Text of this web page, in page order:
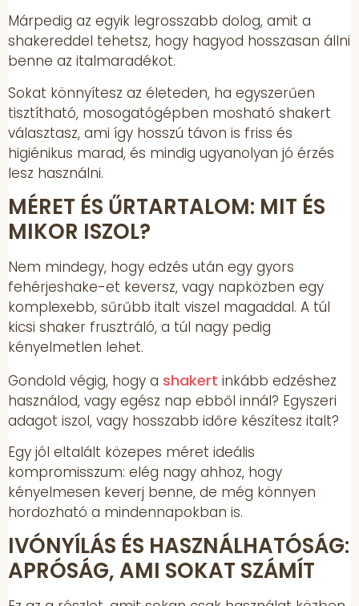
Márpedig az egyik legrosszabb dolog, amit a
shakereddel tehetsz, hogy hagyod hosszasan állni
benne az italmaradékot.
Sokat könnyítesz az életeden, ha egyszerűen
tisztítható, mosogatógépben mosható shakert
választasz, ami így hosszú távon is friss és
higiénikus marad, és mindig ugyanolyan jó érzés
lesz használni.
MÉRET ÉS ŰRTARTALOM: MIT ÉS
MIKOR ISZOL?
Nem mindegy, hogy edzés után egy gyors
fehérjeshake-et keversz, vagy napközben egy
komplexebb, sűrűbb italt viszel magaddal. A túl
kicsi shaker frusztráló, a túl nagy pedig
kényelmetlen lehet.
Gondold végig, hogy a shakert inkább edzéshez
használod, vagy egész nap ebből innál? Egyszeri
adagot iszol, vagy hosszabb időre készítesz italt?
Egy jól eltalált közepes méret ideális
kompromisszum: elég nagy ahhoz, hogy
kényelmesen keverj benne, de még könnyen
hordozható a mindennapokban is.
IVÓNYÍLÁS ÉS HASZNÁLHATÓSÁG:
APRÓSÁG, AMI SOKAT SZÁMÍT